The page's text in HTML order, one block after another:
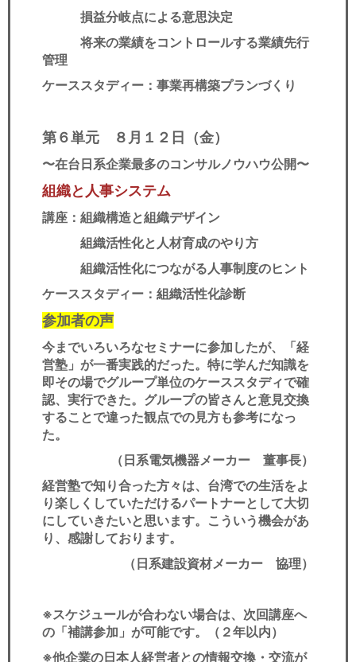
損益分岐点による意思決定
将来の業績をコントロールする業績先行
管理
ケーススタディー：事業再構築プランづくり
第６単元 ８ 月１２日（金）
〜在台日系企業最多のコンサルノウハウ公開〜​
組織と人事システム
講座：組織構造と組織デザイン
組織活性化と人材育成のやり方
組織活性化につながる人事制度のヒント
ケーススタディー：組織活性化診断
参加者の声
今までいろいろなセミナーに参加したが、「経
営塾」が一番実践的だった。特に学んだ知識を
即その場でグループ単位のケーススタディで確
認、実行できた。グループの皆さんと意見交換
することで違った観点での見方も参考になっ
た。
（日系電気機器メーカー 董事長）
経営塾で知り合った方々は、台湾での生活をよ
り楽しくしていただけるパートナーとして大切
にしていきたいと思います。こういう機会があ
り、感謝しております。
（日系建設資材メーカー 協理）
※スケジュールが合わない場合は、次回講座へ
の「補講参加」が可能です。（２年以内）
※他企業の日本人経営者との情報交換・交流が